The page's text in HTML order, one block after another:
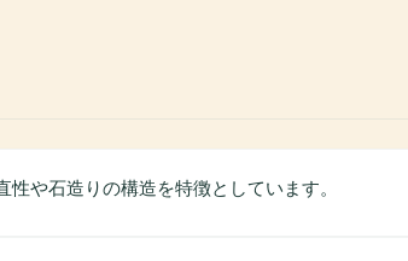
や石造りの構造を特徴としています。